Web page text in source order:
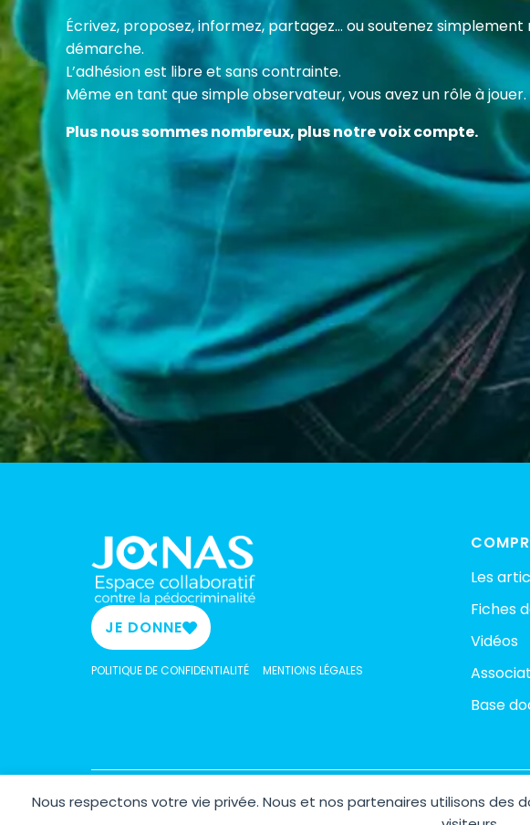
Nous respectons votre vie privée. Nous et nos partenaires utilisons des
Écrivez, proposez, informez, partagez… ou soutenez
démarche.
L’adhésion est libre et sans contrainte.
Même en tant que simple observateur, vous avez un rôle à jouer.
Plus nous sommes nombreux, plus notre voix compte.
JE DONNE
POLITIQUE DE CONFIDENTIALITÉ MENTIONS LÉGALES
Les
Fiches
Vidéos
Base
Copyright © 2026
Cette certification
des compétences
en faveur de la
FINANCÉE
COMPTE